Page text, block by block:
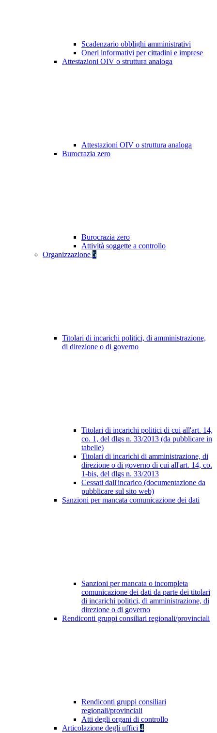
Scadenzario obblighi amministrativi
Oneri informativi per cittadini e imprese
Attestazioni OIV o struttura analoga
Attestazioni OIV o struttura analoga
Burocrazia zero
Burocrazia zero
Attività soggette a controllo
Organizzazione 5
Titolari di incarichi politici, di amministrazione,
di direzione o di governo
Titolari di incarichi politici di cui all'art. 14,
co. 1, del dlgs n. 33/2013 (da pubblicare in
tabelle)
Titolari di incarichi di amministrazione, di
direzione o di governo di cui all'art. 14, co.
1-bis, del dlgs n. 33/2013
Cessati dall'incarico (documentazione da
pubblicare sul sito web)
Sanzioni per mancata comunicazione dei dati
Sanzioni per mancata o incompleta
comunicazione dei dati da parte dei titolari
di incarichi politici, di amministrazione, di
direzione o di governo
Rendiconti gruppi consiliari regionali/provinciali
Rendiconti gruppi consiliari
regionali/provinciali
Atti degli organi di controllo
Articolazione degli uffici 4